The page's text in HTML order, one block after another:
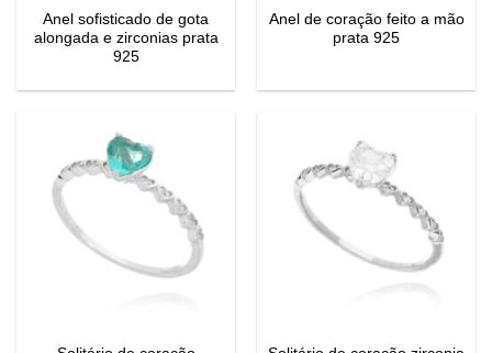
Anel sofisticado de gota
alongada e zirconias prata
925
Anel de coração feito a mão
prata 925